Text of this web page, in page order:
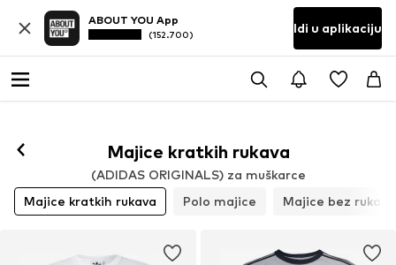
ABOUT YOU App
(152.700) Idi u aplikaciju
Majice kratkih rukava
(ADIDAS ORIGINALS) za muškarce
Majice kratkih rukava
Polo majice Majice bez rukava